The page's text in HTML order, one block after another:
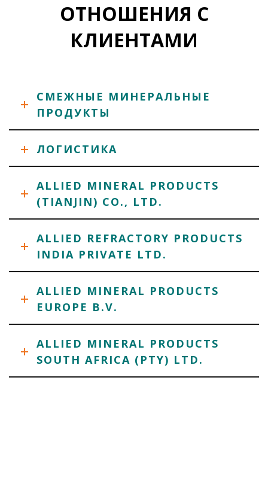
ОТНОШЕНИЯ С
КЛИЕНТАМИ
СМЕЖНЫЕ МИНЕРАЛЬНЫЕ
ПРОДУКТЫ
ЛОГИСТИКА
ALLIED MINERAL PRODUCTS
(TIANJIN) CO., LTD.
ALLIED REFRACTORY PRODUCTS
INDIA PRIVATE LTD.
ALLIED MINERAL PRODUCTS
EUROPE B.V.
ALLIED MINERAL PRODUCTS
SOUTH AFRICA (PTY) LTD.